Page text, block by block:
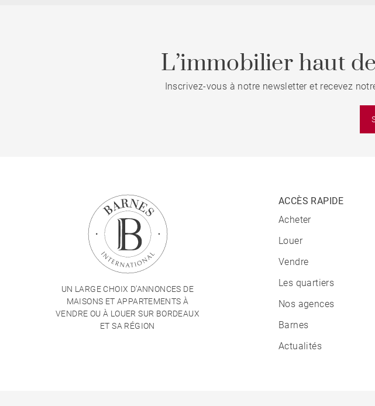
L’immobilier haut
Inscrivez-vous à notre newsletter et recevez
UN LARGE CHOIX D'ANNONCES DE
MAISONS ET APPARTEMENTS À
VENDRE OU À LOUER SUR BORDEAUX
ET SA RÉGION
ACCÈS RAPIDE
Acheter
Louer
Vendre
Les quartiers
Nos agences
Barnes
Actualités